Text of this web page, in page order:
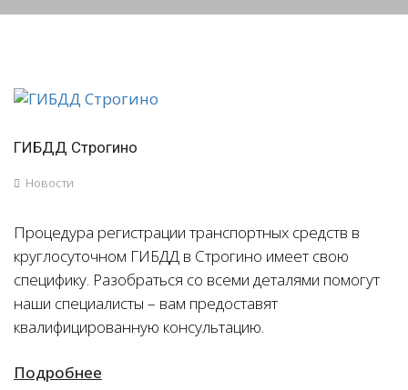
ГИБДД Строгино
Новости
Процедура регистрации транспортных средств в
круглосуточном ГИБДД в Строгино имеет свою
специфику. Разобраться со всеми деталями помогут
наши специалисты – вам предоставят
квалифицированную консультацию.
Подробнее